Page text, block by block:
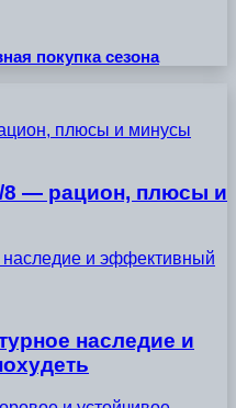
покупка сезона
плюсы и минусы
8 — рацион, плюсы и
наследие и эффективный
наследие и